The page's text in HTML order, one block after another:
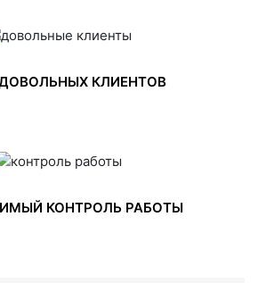
КЛИЕНТОВ
КОНТРОЛЬ РАБОТЫ